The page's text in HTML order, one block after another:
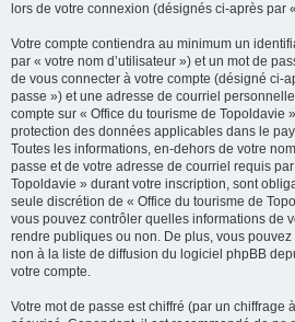
lors de votre connexion (désignés ci-après par
Votre compte contiendra au minimum un
par « votre nom d’utilisateur ») et un mot de
de vous connecter à votre compte (désigné ci-
passe ») et une adresse de courriel
compte sur « Office du tourisme de Topoldavie
protection des données applicables dans le
Toutes les informations, en-dehors de votre
passe et de votre adresse de courriel requis
Topoldavie » durant votre inscription, sont
seule discrétion de « Office du tourisme de
vous pouvez contrôler quelles informations de
rendre publiques ou non. De plus, vous
non à la liste de diffusion du logiciel phpBB
votre compte.
Votre mot de passe est chiffré (par un chiffrage